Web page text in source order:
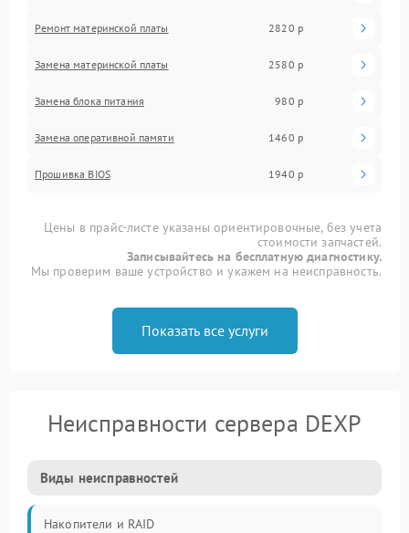
Ремонт материнской платы 2820 р
Замена материнской платы 2580 р
Замена блока питания 980 р
Замена оперативной памяти 1460 р
Прошивка BIOS 1940 р
Цены в прайс-листе указаны ориентировочные, без учета
стоимости запчастей.
Записывайтесь на бесплатную диагностику.
Мы проверим ваше устройство и укажем на неисправность.
Показать все услуги
Неисправности сервера DEXP
Виды неисправностей
Накопители и RAID